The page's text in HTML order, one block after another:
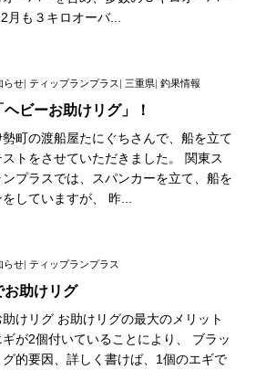
月も３キロオーバ...
らせ|ティップランプラス | 三重県|釣果情報
ビーお助けリグ」！
町の渡船屋たにぐちさんで、船を立て
トをさせていただきました。 関東ス
プラスでは、スパンカーを立て、船を
していますが、 昨...
らせ|ティップランプラス
お助けリグ
けリグ お助けリグの最大のメリット
が2個付いていることにより、 ブラッ
的要因、詳しく書けば、1個のエギで